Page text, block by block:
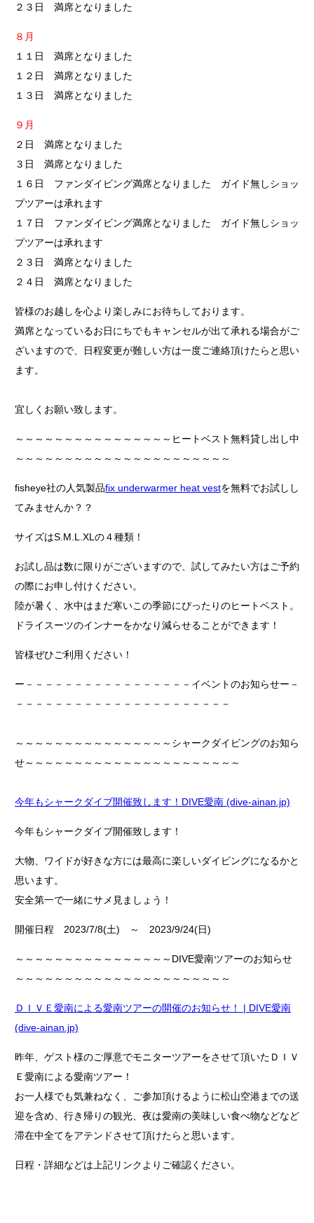
２３日 満席となりました
８月
１１日 満席となりました
１２日 満席となりました
１３日 満席となりました
９月
２日 満席となりました
３日 満席となりました
１６日 ファンダイビング満席となりました ガイド無しショッ
プツアーは承れます
１７日 ファンダイビング満席となりました ガイド無しショッ
プツアーは承れます
２３日 満席となりました
２４日 満席となりました
皆様のお越しを心より楽しみにお待ちしております。
満席となっているお日にちでもキャンセルが出て承れる場合がご
ざいますので、日程変更が難しい方は一度ご連絡頂けたらと思い
ます。
宜しくお願い致します。
～～～～～～～～～～～～～～～～ヒートベスト無料貸し出し中
～～～～～～～～～～～～～～～～～～～～～～
fisheye社の人気製品fix underwarmer heat vestを無料でお試しし
てみませんか？？
サイズはS.M.L.XLの４種類！
お試し品は数に限りがございますので、試してみたい方はご予約
の際にお申し付けください。
陸が暑く、水中はまだ寒いこの季節にぴったりのヒートベスト。
ドライスーツのインナーをかなり減らせることができます！
皆様ぜひご利用ください！
ー－－－－－－－－－－－－－－－－－イベントのお知らせー－
－－－－－－－－－－－－－－－－－－－－－－
～～～～～～～～～～～～～～～～シャークダイビングのお知ら
せ～～～～～～～～～～～～～～～～～～～～～～
今年もシャークダイブ開催致します！DIVE愛南 (dive-ainan.jp)
今年もシャークダイブ開催致します！
大物、ワイドが好きな方には最高に楽しいダイビングになるかと
思います。
安全第一で一緒にサメ見ましょう！
開催日程 2023/7/8(土) ～ 2023/9/24(日)
～～～～～～～～～～～～～～～～DIVE愛南ツアーのお知らせ
～～～～～～～～～～～～～～～～～～～～～～
ＤＩＶＥ愛南による愛南ツアーの開催のお知らせ！ | DIVE愛南
(dive-ainan.jp)
昨年、ゲスト様のご厚意でモニターツアーをさせて頂いたＤＩＶ
Ｅ愛南による愛南ツアー！
お一人様でも気兼ねなく、ご参加頂けるように松山空港までの送
迎を含め、行き帰りの観光、夜は愛南の美味しい食べ物などなど
滞在中全てをアテンドさせて頂けたらと思います。
日程・詳細などは上記リンクよりご確認ください。